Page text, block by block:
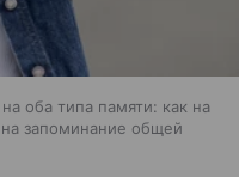
оба типа памяти: как на
запоминание общей